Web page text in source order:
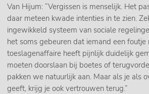
Van Hijum: “Vergissen is menselijk. Het
daar meteen kwade intenties in te zien.
ingewikkeld systeem van sociale
het soms gebeuren dat iemand een foutje
toeslagenaffaire heeft pijnlijk duidelijk
moeten doorslaan bij boetes of
pakken we natuurlijk aan. Maar als je als
geeft, krijg je ook vertrouwen terug.”